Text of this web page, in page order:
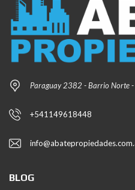
Paraguay 2382 - Barrio Norte -
+541149618448
BLOG